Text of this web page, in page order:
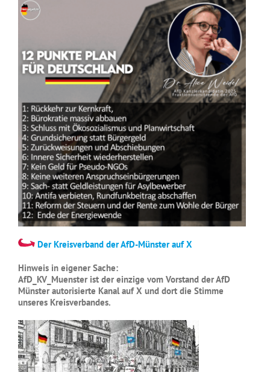
Der Kreisverband der AfD-Münster auf X
Hinweis in eigener Sache:
AfD_KV_Muenster ist der einzige vom Vorstand der AfD
Münster autorisierte Kanal auf X und dort die Stimme
unseres Kreisverbandes.